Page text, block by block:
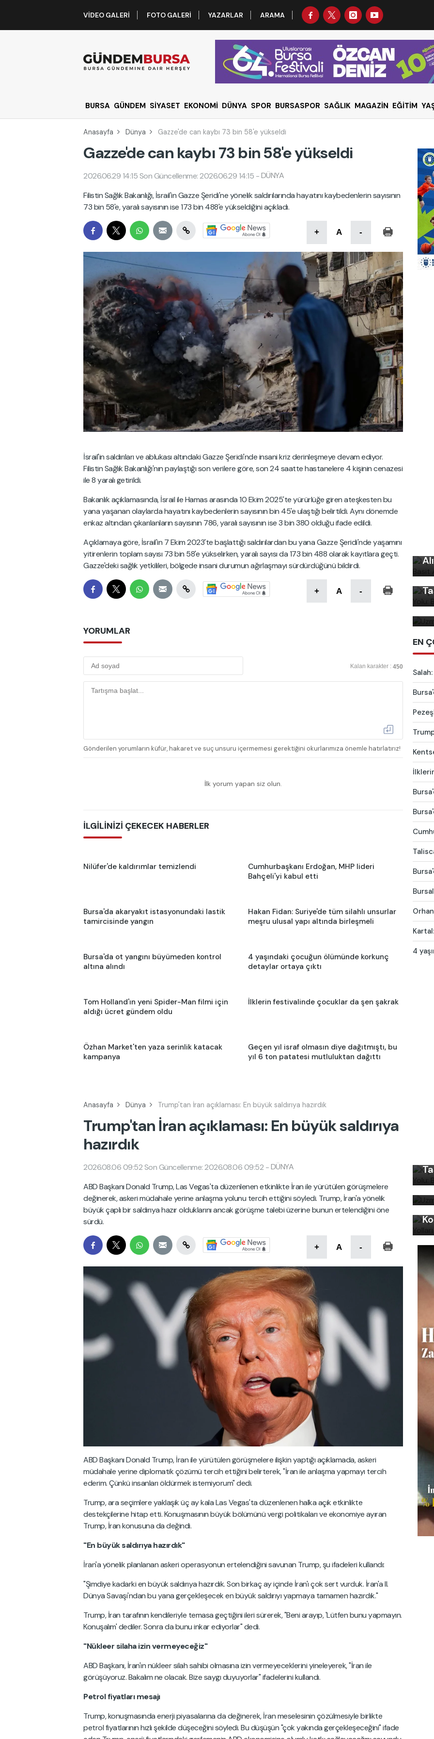
VIDEO GALERI FOTO GALERI YAZARLAR ARAMA
BURSA GÜNDEM SİYASET EKONOMİ DÜNYA SPOR BURSASPOR SAĞLIK MAGAZİN EĞİTİM
Anasayfa Dünya Gazze'de can kaybı 73 bin 58'e yükseldi
Gazze'de can kaybı 73 bin 58'e yükseldi
2026.06.29 14:15 Son Güncellenme: 2026.06.29 14:15 -DÜNYA
Filistin Sağlık Bakanlığı, İsrail'in Gazze Şeridi'ne yönelik saldırılarında hayatını kaybedenlerin sayısının
73 bin 58'e, yaralı sayısının ise 173 bin 488'e yükseldiğini açıkladı.
+ A -
İsrail'in saldırıları ve ablukası altındaki Gazze Şeridi'nde insani kriz derinleşmeye devam ediyor.
Filistin Sağlık Bakanlığı'nın paylaştığı son verilere göre, son 24 saatte hastanelere 4 kişinin cenazesi
ile 8 yaralı getirildi.
Bakanlık açıklamasında, İsrail ile Hamas arasında 10 Ekim 2025'te yürürlüğe giren ateşkesten bu
yana yaşanan olaylarda hayatını kaybedenlerin sayısının bin 45'e ulaştığı belirtildi. Aynı dönemde
enkaz altından çıkarılanların sayısının 786, yaralı sayısının ise 3 bin 380 olduğu ifade edildi.
Açıklamaya göre, İsrail'in 7 Ekim 2023'te başlattığı saldırılardan bu yana Gazze Şeridi'nde yaşamını
yitirenlerin toplam sayısı 73 bin 58'e yükselirken, yaralı sayısı da 173 bin 488 olarak kayıtlara geçti.
Gazze'deki sağlık yetkilileri, bölgede insani durumun ağırlaşmayı sürdürdüğünü bildirdi.
+ A -
YORUMLAR
Kalan karakter : 450
Gönderilen yorumların küfür, hakaret ve suç unsuru içermemesi gerektiğini okurlarımıza önemle hatırlatırız!
İlk yorum yapan siz olun.
İLGİLİNİZİ ÇEKECEK HABERLER
Nilüfer'de kaldırımlar temizlendi
Cumhurbaşkanı Erdoğan, MHP lideri
Bahçeli'yi kabul etti
Bursa'da akaryakıt istasyonundaki lastik
tamircisinde yangın
Hakan Fidan: Suriye'de tüm silahlı unsurlar
meşru ulusal yapı altında birleşmeli
Bursa'da ot yangını büyümeden kontrol
altına alındı
4 yaşındaki çocuğun ölümünde korkunç
detaylar ortaya çıktı
Tom Holland'ın yeni Spider-Man filmi için
aldığı ücret gündem oldu
İlklerin festivalinde çocuklar da şen şakrak
Özhan Market'ten yaza serinlik katacak
kampanya
Geçen yıl israf olmasın diye dağıtmıştı, bu
yıl 6 ton patatesi mutluluktan dağıttı
EN
4
Anasayfa Dünya Trump'tan İran açıklaması: En büyük saldırıya hazırdık
Trump'tan İran açıklaması: En büyük saldırıya
hazırdık
2026.08.06 09:52 Son Güncellenme: 2026.08.06 09:52 -DÜNYA
ABD Başkanı Donald Trump, Las Vegas'ta düzenlenen etkinlikte İran ile yürütülen görüşmelere
değinerek, askeri müdahale yerine anlaşma yolunu tercih ettiğini söyledi. Trump, İran'a yönelik
büyük çaplı bir saldırıya hazır olduklarını ancak görüşme talebi üzerine bunun ertelendiğini öne
sürdü.
+ A -
ABD Başkanı Donald Trump, İran ile yürütülen görüşmelere ilişkin yaptığı açıklamada, askeri
müdahale yerine diplomatik çözümü tercih ettiğini belirterek, "İran ile anlaşma yapmayı tercih
ederim. Çünkü insanları öldürmek istemiyorum" dedi.
Trump, ara seçimlere yaklaşık üç ay kala Las Vegas'ta düzenlenen halka açık etkinlikte
destekçilerine hitap etti. Konuşmasının büyük bölümünü vergi politikaları ve ekonomiye ayıran
Trump, İran konusuna da değindi.
"En büyük saldırıya hazırdık"
İran'a yönelik planlanan askeri operasyonun ertelendiğini savunan Trump, şu ifadeleri kullandı:
"Şimdiye kadarki en büyük saldırıya hazırdık. Son birkaç ay içinde İran'ı çok sert vurduk. İran'a II.
Dünya Savaşı'ndan bu yana gerçekleşecek en büyük saldırıyı yapmaya tamamen hazırdık."
Trump, İran tarafının kendileriyle temasa geçtiğini ileri sürerek, "Beni arayıp, 'Lütfen bunu yapmayın.
Konuşalım' dediler. Sonra da bunu inkar ediyorlar" dedi.
"Nükleer silaha izin vermeyeceğiz"
ABD Başkanı, İran'ın nükleer silah sahibi olmasına izin vermeyeceklerini yineleyerek, "İran ile
görüşüyoruz. Bakalım ne olacak. Bize saygı duyuyorlar" ifadelerini kullandı.
Petrol fiyatları mesajı
Trump, konuşmasında enerji piyasalarına da değinerek, İran meselesinin çözülmesiyle birlikte
petrol fiyatlarının hızlı şekilde düşeceğini söyledi. Bu düşüşün "çok yakında gerçekleşeceğini" ifade